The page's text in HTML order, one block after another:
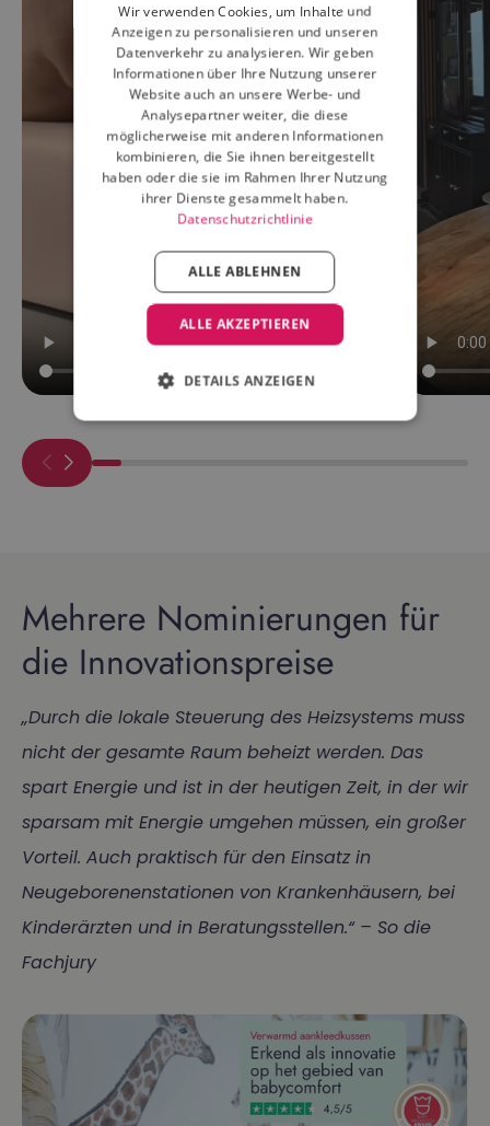
Mehrere Nominierungen für
die Innovationspreise
„Durch die lokale Steuerung des Heizsystems muss
nicht der gesamte Raum beheizt werden. Das
spart Energie und ist in der heutigen Zeit, in der wir
sparsam mit Energie umgehen müssen, ein großer
Vorteil. Auch praktisch für den Einsatz in
Neugeborenenstationen von Krankenhäusern, bei
Kinderärzten und in Beratungsstellen.“ – So die
Fachjury
Wir verwenden Cookies, um Inhalte und
Anzeigen zu personalisieren und unseren
Datenverkehr zu analysieren. Wir geben
Informationen über Ihre Nutzung unserer
Website auch an unsere Werbe- und
Analysepartner weiter, die diese
möglicherweise mit anderen Informationen
kombinieren, die Sie ihnen bereitgestellt
haben oder die sie im Rahmen Ihrer Nutzung
ihrer Dienste gesammelt haben.
Datenschutzrichtlinie
ALLE AKZEPTIEREN
ALLE ABLEHNEN
DETAILS ANZEIGEN